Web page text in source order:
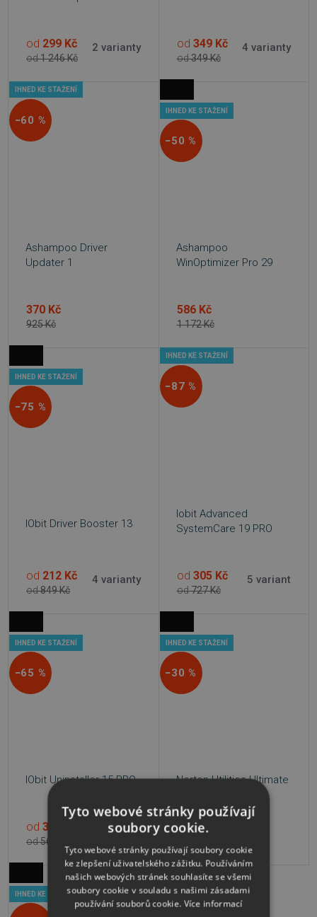
od1 246 Kč
od 299 Kč 2 varianty
od349 Kč
od 349 Kč 4 varianty
IHNED KE STAŽENÍ
−60 %
Ashampoo Driver
Updater 1
925 Kč
370 Kč
IHNED KE STAŽENÍ
−50 %
Ashampoo
WinOptimizer Pro 29
1 172 Kč
586 Kč
IHNED KE STAŽENÍ
−75 %
IObit Driver Booster 13
od849 Kč
od 212 Kč 4 varianty
IHNED KE STAŽENÍ
−87 %
Iobit Advanced
SystemCare 19 PRO
od727 Kč
od 305 Kč 5 variant
IHNED KE STAŽENÍ
−65 %
IObit Uninstaller 15 PRO
od566 Kč
od 339 Kč 2 varianty
IHNED KE STAŽENÍ
−30 %
Norton Utilities Ultimate
939 Kč
IHNED KE STAŽENÍ
Tyto webové stránky používají
soubory cookie.
Tyto webové stránky používají soubory cookie
ke zlepšení uživatelského zážitku. Používáním
našich webových stránek souhlasíte se všemi
soubory cookie v souladu s našimi zásadami
používání souborů cookie. Více informací